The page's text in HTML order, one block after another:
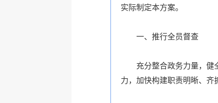
实际制定本方案。
一、推行全员督查
充分整合政务力量，健
力，加快构建职责明晰、齐